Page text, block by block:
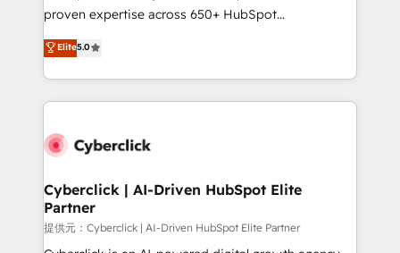
delivered through our proprietary FLAIR framework
Partner and ISO 27001:2022 certified consultancy,
we blend strategy, creativity, and technology to help
proven expertise across 650+ HubSpot
implementations. With 12+ years of HubSpot
experience, we help you use the HubSpot platform
to its fullest capacity, improve your current HubSpot
website, or build your new one.
Elite5.0
Cyberclick | AI-Driven HubSpot Elite
Partner
提供元：Cyberclick | AI-Driven HubSpot Elite Partner